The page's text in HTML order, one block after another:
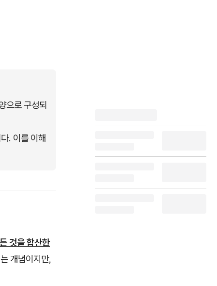
으로 구성되
. 이를 이해
것을 합산한
개념이지만,